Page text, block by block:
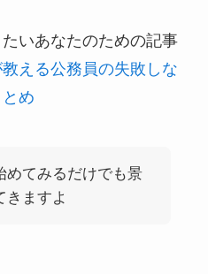
いあなたのための記事
える公務員の失敗しな
め
めてみるだけでも景
きますよ